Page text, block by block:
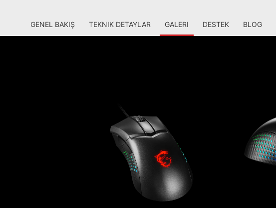
GENEL BAKIŞ TEKNIK DETAYLAR GALERI DESTEK BLOG